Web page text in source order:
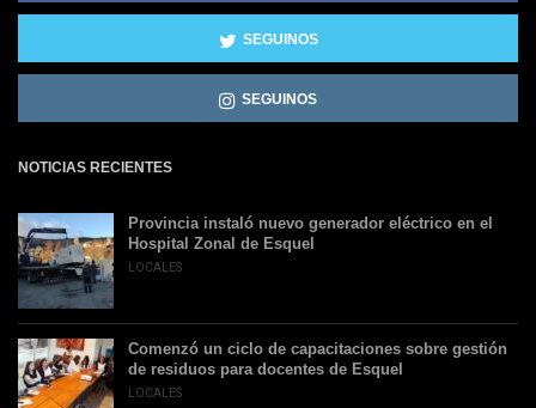
SEGUINOS
SEGUINOS
NOTICIAS RECIENTES
Provincia instaló nuevo generador eléctrico en el
Hospital Zonal de Esquel
LOCALES
Comenzó un ciclo de capacitaciones sobre gestión
de residuos para docentes de Esquel
LOCALES